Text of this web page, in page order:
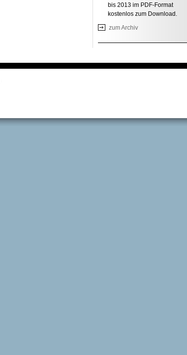
bis 2013 im PDF-Format
kostenlos zum Download.
zum Archiv